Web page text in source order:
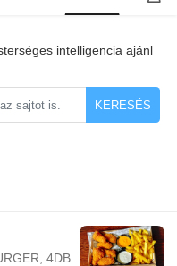
intelligencia ajánl
KERESÉS
4DB